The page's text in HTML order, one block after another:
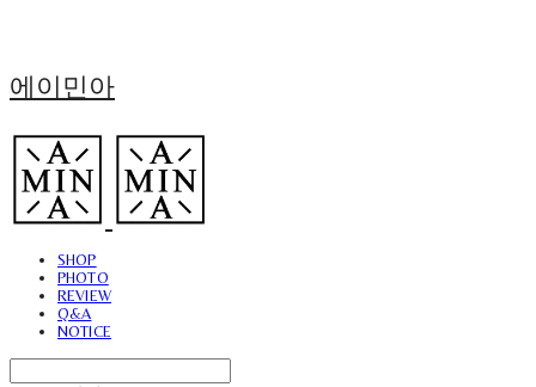
에이민아
SHOP
PHOTO
REVIEW
Q&A
NOTICE